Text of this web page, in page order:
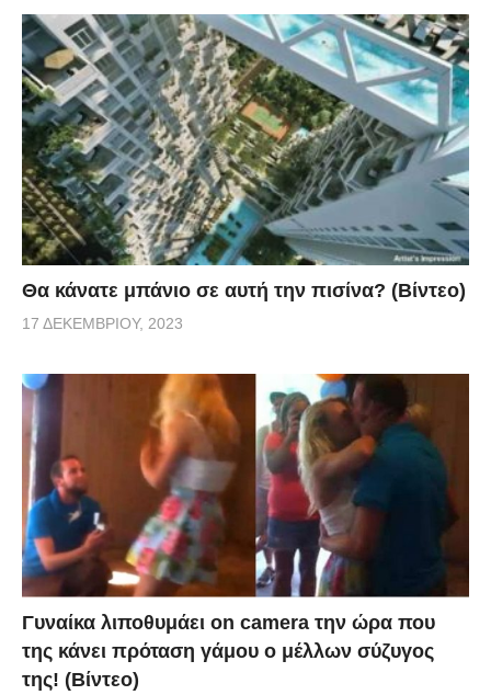
Θα κάνατε μπάνιο σε αυτή την πισίνα? (Βίντεο)
17 ΔΕΚΕΜΒΡΊΟΥ, 2023
Γυναίκα λιποθυμάει on camera την ώρα που
της κάνει πρόταση γάμου ο μέλλων σύζυγος
της! (Βίντεο)